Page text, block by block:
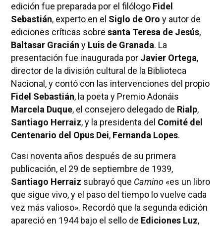
edición fue preparada por el filólogo Fidel
Sebastián, experto en el Siglo de Oro y autor de
ediciones críticas sobre santa Teresa de Jesús,
Baltasar Gracián y Luis de Granada. La
presentación fue inaugurada por Javier Ortega,
director de la división cultural de la Biblioteca
Nacional, y contó con las intervenciones del propio
Fidel Sebastián, la poeta y Premio Adonáis
Marcela Duque, el consejero delegado de Rialp,
Santiago Herraiz, y la presidenta del Comité del
Centenario del Opus Dei, Fernanda Lopes.
Casi noventa años después de su primera
publicación, el 29 de septiembre de 1939,
Santiago Herraiz subrayó que Camino«es un libro
que sigue vivo, y el paso del tiempo lo vuelve cada
vez más valioso». Recordó que la segunda edición
apareció en 1944 bajo el sello de Ediciones Luz,